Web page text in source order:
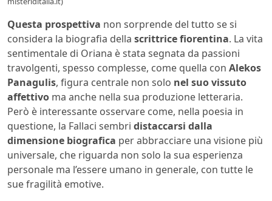
Questa prospettiva non sorprende del tutto se si
considera la biografia della scrittrice fiorentina. La vita
sentimentale di Oriana è stata segnata da passioni
travolgenti, spesso complesse, come quella con Alekos
Panagulis, figura centrale non solo nel suo vissuto
affettivo ma anche nella sua produzione letteraria.
Però è interessante osservare come, nella poesia in
questione, la Fallaci sembri distaccarsi dalla
dimensione biografica per abbracciare una visione più
universale, che riguarda non solo la sua esperienza
personale ma l’essere umano in generale, con tutte le
sue fragilità emotive.